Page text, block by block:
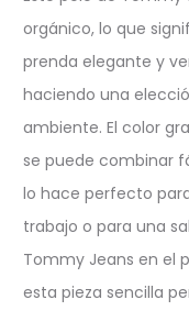
orgánico, lo que
prenda elegante y
haciendo una
ambiente. El color
se puede combinar
lo hace perfecto
trabajo o para una
Tommy Jeans en el
esta pieza sencilla